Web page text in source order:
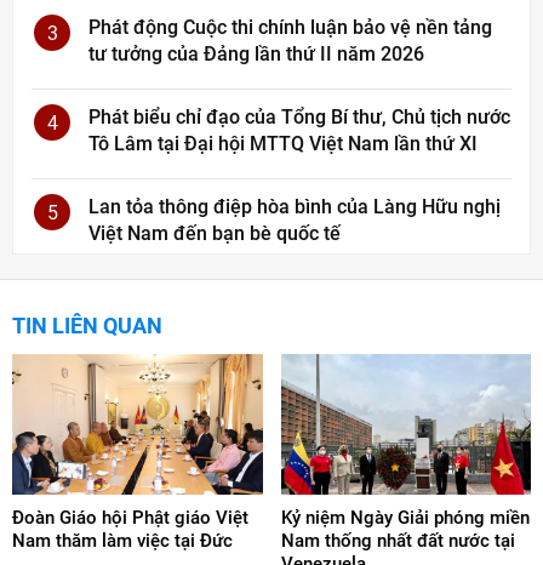
3
Phát động Cuộc thi chính luận bảo vệ nền tảng
tư tưởng của Đảng lần thứ II năm 2026
4
Phát biểu chỉ đạo của Tổng Bí thư, Chủ tịch nước
Tô Lâm tại Đại hội MTTQ Việt Nam lần thứ XI
5
Lan tỏa thông điệp hòa bình của Làng Hữu nghị
Việt Nam đến bạn bè quốc tế
TIN LIÊN QUAN
Đoàn Giáo hội Phật giáo Việt
Nam thăm làm việc tại Đức
Kỷ niệm Ngày Giải phóng miền
Nam thống nhất đất nước tại